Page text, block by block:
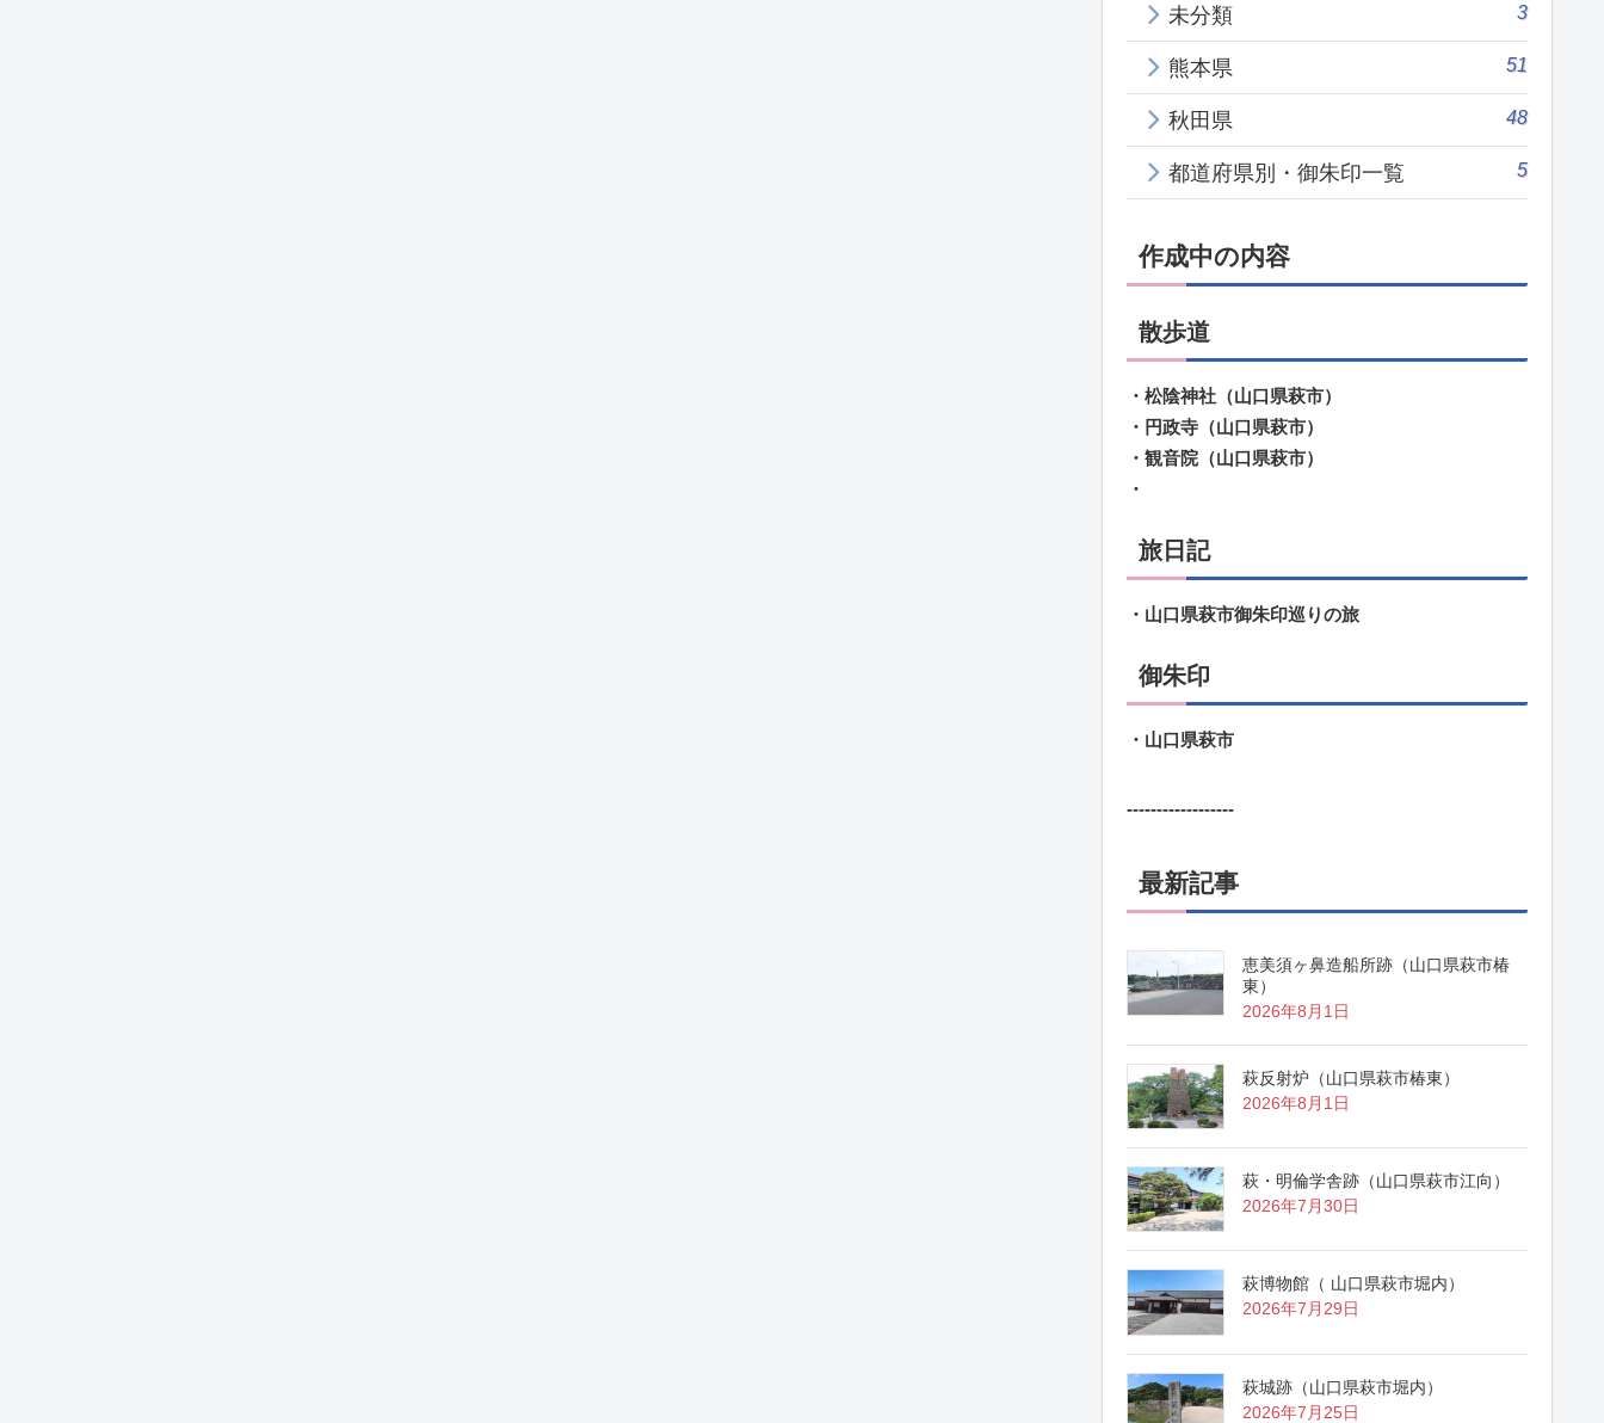
未分類 3
熊本県 51
秋田県 48
都道府県別・御朱印一覧 5
作成中の内容
散歩道
・松陰神社（山口県萩市）
・円政寺（山口県萩市）
・観音院（山口県萩市）
・
旅日記
・山口県萩市御朱印巡りの旅
御朱印
・山口県萩市
------------------
最新記事
恵美須ヶ鼻造船所跡（山口県萩市椿
東）
2026年8月1日
萩反射炉（山口県萩市椿東）
2026年8月1日
萩・明倫学舎跡（山口県萩市江向）
2026年7月30日
萩博物館（ 山口県萩市堀内）
2026年7月29日
萩城跡（山口県萩市堀内）
2026年7月25日